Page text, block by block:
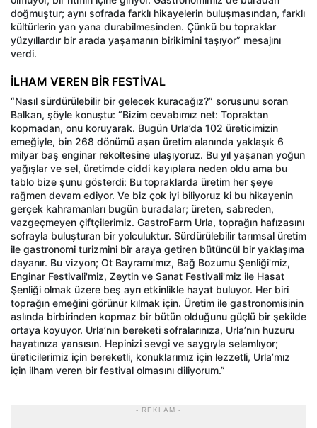
doğmuştur; aynı sofrada farklı hikayelerin buluşmasından, farklı
kültürlerin yan yana durabilmesinden. Çünkü bu topraklar
yüzyıllardır bir arada yaşamanın birikimini taşıyor” mesajını
verdi.
İLHAM VEREN BİR FESTİVAL
“Nasıl sürdürülebilir bir gelecek kuracağız?” sorusunu soran
Balkan, şöyle konuştu: “Bizim cevabımız net: Topraktan
kopmadan, onu koruyarak. Bugün Urla’da 102 üreticimizin
emeğiyle, bin 268 dönümü aşan üretim alanında yaklaşık 6
milyar baş enginar rekoltesine ulaşıyoruz. Bu yıl yaşanan yoğun
yağışlar ve sel, üretimde ciddi kayıplara neden oldu ama bu
tablo bize şunu gösterdi: Bu topraklarda üretim her şeye
rağmen devam ediyor. Ve biz çok iyi biliyoruz ki bu hikayenin
gerçek kahramanları bugün buradalar; üreten, sabreden,
vazgeçmeyen çiftçilerimiz. GastroFarm Urla, toprağın hafızasını
sofrayla buluşturan bir yolculuktur. Sürdürülebilir tarımsal üretim
ile gastronomi turizmini bir araya getiren bütüncül bir yaklaşıma
dayanır. Bu vizyon; Ot Bayramı'mız, Bağ Bozumu Şenliği'miz,
Enginar Festivali'miz, Zeytin ve Sanat Festivali'miz ile Hasat
Şenliği olmak üzere beş ayrı etkinlikle hayat buluyor. Her biri
toprağın emeğini görünür kılmak için. Üretim ile gastronomisinin
aslında birbirinden kopmaz bir bütün olduğunu güçlü bir şekilde
ortaya koyuyor. Urla’nın bereketi sofralarınıza, Urla’nın huzuru
hayatınıza yansısın. Hepinizi sevgi ve saygıyla selamlıyor;
üreticilerimiz için bereketli, konuklarımız için lezzetli, Urla’mız
için ilham veren bir festival olmasını diliyorum.”
- REKLAM -